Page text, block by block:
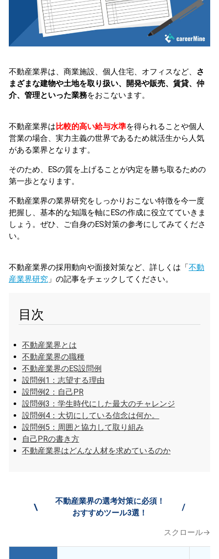
不動産業界は、商業施設、個人住宅、オフィスなど、
さ
まざまな建物や土地を取り扱い、開発や販売、賃貸、仲
介、管理といった業務をおこないます。
不動産業界は 比較的高い給与水準を得られることや個人
営業の場合、実力主義の世界であるため就活生から人気
がある業界となります。
そのため、ESの質を上げることが内定を勝ち取るための
第一歩となります。
不動産業界の業界研究をしっかりおこない特徴を今一度
把握し、基本的な知識を軸にESの作成に役立てていきま
しょう。ぜひ、ご自身のES対策の参考にしてみてくださ
い。
不動産業界の採用動向や面接対策など、詳しくは「不動
産業界研究 」 の記事をチェックしてください。
目次
不動産業界とは
不動産業界の職種
不動産業界のES設問例
設問例1：志望する理由
設問例2：自己PR
設問例3：学生時代にした最大のチャレンジ
設問例4：大切にしている信念は何か。
設問例5：周囲と協力して取り組み
自己PRの書き方
不動産業界はどんな人材を求めているのか
\
不動産業界の選考対策に必須！
おすすめツール3選！
/
スクロール→